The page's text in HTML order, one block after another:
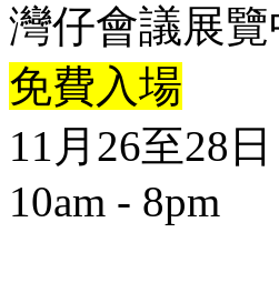
灣仔會議展
免費入場
11月26至28
10am - 8pm